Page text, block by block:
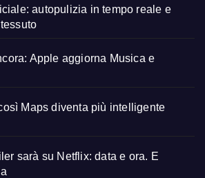
autopulizia in tempo reale e
Apple aggiorna Musica e
Maps diventa più intelligente
sarà su Netflix: data e ora. E